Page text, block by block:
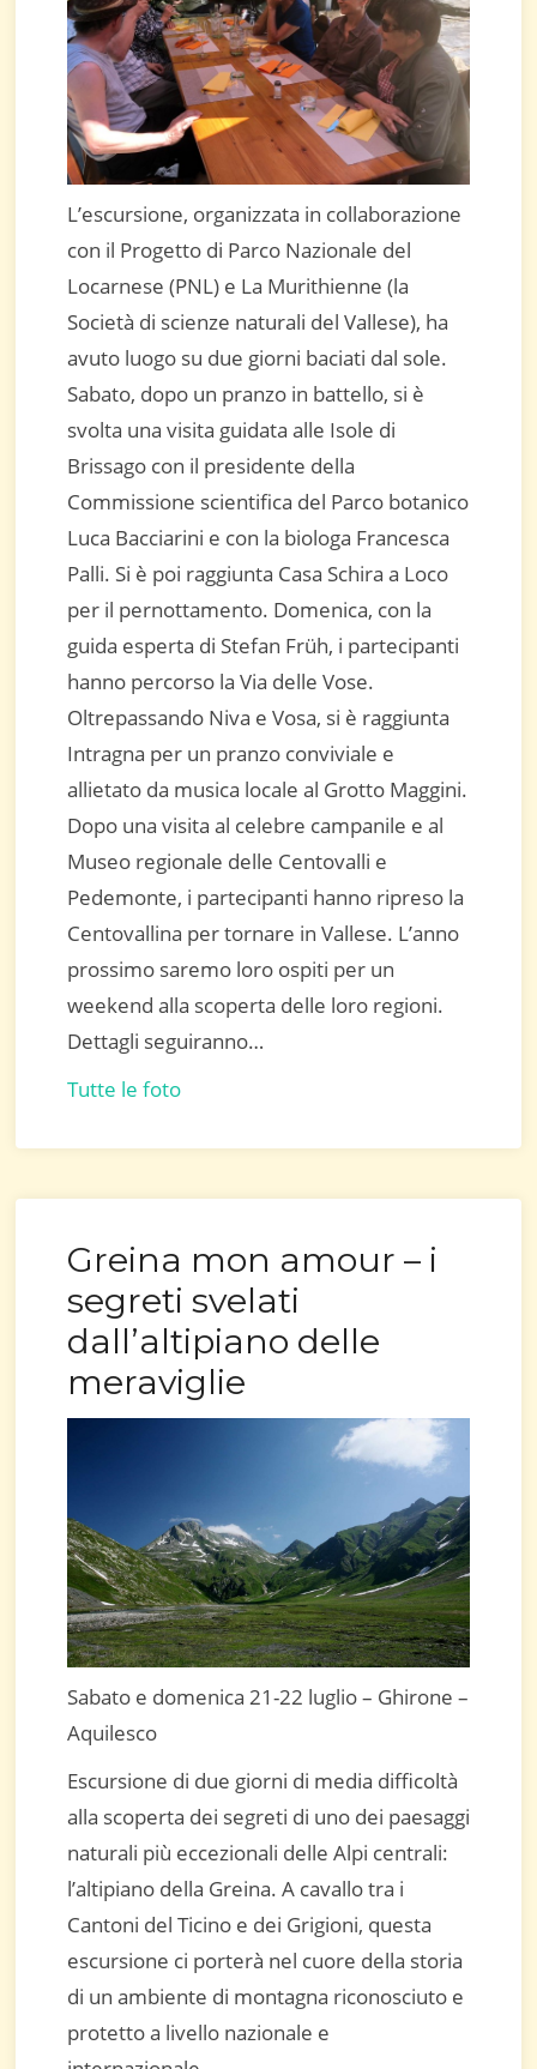
L’escursione, organizzata in collaborazione
con il Progetto di Parco Nazionale del
Locarnese (PNL) e La Murithienne (la
Società di scienze naturali del Vallese), ha
avuto luogo su due giorni baciati dal sole.
Sabato, dopo un pranzo in battello, si è
svolta una visita guidata alle Isole di
Brissago con il presidente della
Commissione scientifica del Parco botanico
Luca Bacciarini e con la biologa Francesca
Palli. Si è poi raggiunta Casa Schira a Loco
per il pernottamento. Domenica, con la
guida esperta di Stefan Früh, i partecipanti
hanno percorso la Via delle Vose.
Oltrepassando Niva e Vosa, si è raggiunta
Intragna per un pranzo conviviale e
allietato da musica locale al Grotto Maggini.
Dopo una visita al celebre campanile e al
Museo regionale delle Centovalli e
Pedemonte, i partecipanti hanno ripreso la
Centovallina per tornare in Vallese. L’anno
prossimo saremo loro ospiti per un
weekend alla scoperta delle loro regioni.
Dettagli seguiranno…
Tutte le foto
Greina mon amour – i
segreti svelati
dall’altipiano delle
meraviglie
Sabato e domenica 21-22 luglio – Ghirone –
Aquilesco
Escursione di due giorni di media difficoltà
alla scoperta dei segreti di uno dei paesaggi
naturali più eccezionali delle Alpi centrali:
l’altipiano della Greina. A cavallo tra i
Cantoni del Ticino e dei Grigioni, questa
escursione ci porterà nel cuore della storia
di un ambiente di montagna riconosciuto e
protetto a livello nazionale e